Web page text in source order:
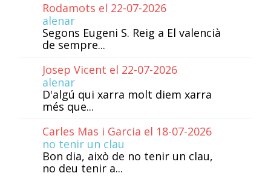
Rodamots el 22-07-2026
alenar
Segons Eugeni S. Reig a El valencià
de sempre...
Josep Vicent el 22-07-2026
alenar
D'algú qui xarra molt diem xarra
més que...
Carles Mas i Garcia el 18-07-2026
no tenir un clau
Bon dia, això de no tenir un clau,
no deu tenir a...